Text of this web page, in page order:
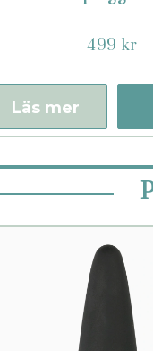
499 kr
Läs mer